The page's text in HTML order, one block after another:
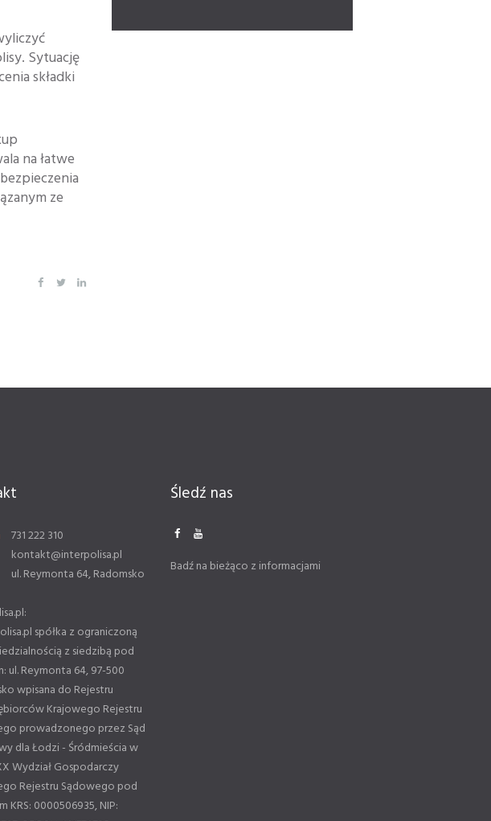
Sytuację
składki
na łatwe
ze
731 222 310
kontakt@interpolisa.pl
ul. Reymonta 64, Radomsko
spółka z ograniczoną
z siedzibą pod
ul. Reymonta 64, 97-500
wpisana do Rejestru
Krajowego Rejestru
prowadzonego przez Sąd
dla Łodzi - Śródmieścia w
Wydział Gospodarczy
Rejestru Sądowego pod
KRS: 0000506935, NIP:
Śledź nas
Badź na bieżąco z informacjami